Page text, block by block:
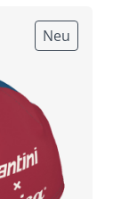
Neu